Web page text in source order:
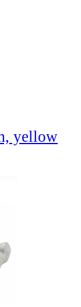
yellow